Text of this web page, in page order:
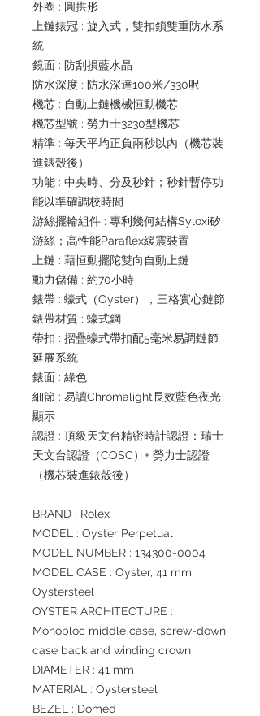
外圈 : 圓拱形
上鏈錶冠 : 旋入式，雙扣鎖雙重防水系
統
鏡面 : 防刮損藍水晶
防水深度 : 防水深達100米/330呎
機芯 : 自動上鏈機械恒動機芯
機芯型號 : 勞力士3230型機芯
精準 : 每天平均正負兩秒以內（機芯裝
進錶殼後）
功能 : 中央時、分及秒針；秒針暫停功
能以準確調校時間
游絲擺輪組件 : 專利幾何結構Syloxi矽
游絲；高性能Paraflex緩震裝置
上鏈 : 藉恒動擺陀雙向自動上鏈
動力儲備 : 約70小時
錶帶 : 蠔式（Oyster），三格實心鏈節
錶帶材質 : 蠔式鋼
帶扣 : 摺疊蠔式帶扣配5毫米易調鏈節
延展系統
錶面 : 綠色
細節 : 易讀Chromalight長效藍色夜光
顯示
認證 : 頂級天文台精密時計認證：瑞士
天文台認證（COSC）+ 勞力士認證
（機芯裝進錶殼後）
BRAND : Rolex
MODEL : Oyster Perpetual
MODEL NUMBER : 134300-0004
MODEL CASE : Oyster, 41 mm,
Oystersteel
OYSTER ARCHITECTURE :
Monobloc middle case, screw-down
case back and winding crown
DIAMETER : 41 mm
MATERIAL : Oystersteel
BEZEL : Domed